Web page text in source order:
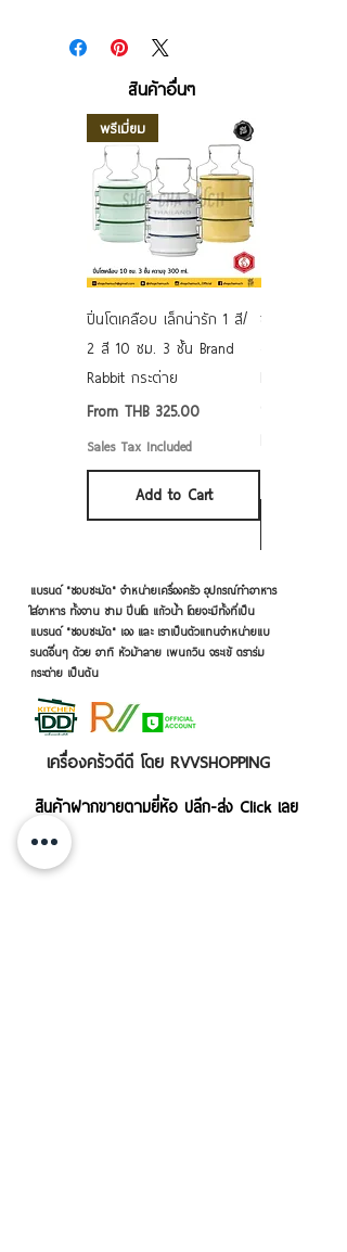
สินค้าอื่นๆ
พรีเมี่ยม
ปิ่นโตเคลือบ เล็กน่ารัก 1 สี/
2 สี 10 ซม. 3 ชั้น Brand
Rabbit กระต่าย
From THB 325.00
Sale Price
Sales Tax Included
Add to Cart
ชามเคลือบ
แบรนด์ "ชอบชะมัด" จำหน่ายเครื่องครัว อุปกรณ์ทำอาหาร
ใส่อาหาร ทั้งจาน ชาม ปิ่นโต แก้วน้ำ โดยจะมีทั้งที่เป็น
แบรนด์ "ชอบชะมัด" เอง และ เราเป็นตัวแทนจำหน่ายแบ
รนด์อื่นๆ ด้วย อาทิ หัวม้าลาย เพนกวิน จระเข้ ตราร่ม
กระต่าย เป็นต้น
เครื่องครัวดีดี โดย RVVSHOPPING
สินค้าฝากขายตามยี่ห้อ ปลีก-ส่ง Click เลย